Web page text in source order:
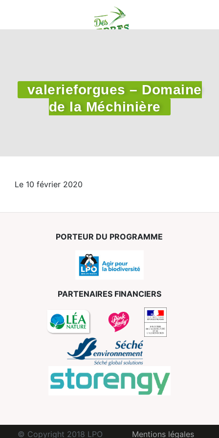
valerieforgues – Domaine
de la Méchinière
Le 10 février 2020
PORTEUR DU PROGRAMME
PARTENAIRES FINANCIERS
© Copyright 2018 LPO Mentions légales